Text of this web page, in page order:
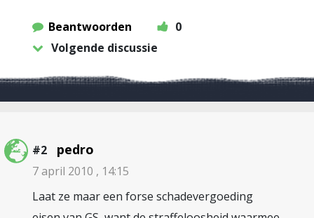
Beantwoorden
0
Volgende discussie
#2 pedro
7 april 2010 , 14:15
Laat ze maar een forse schadevergoeding